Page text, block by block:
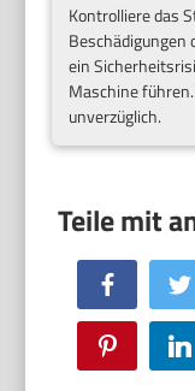
Kontrolliere das
Beschädigungen
ein
Maschine
unverzüglich.
Facebook
Pinterest